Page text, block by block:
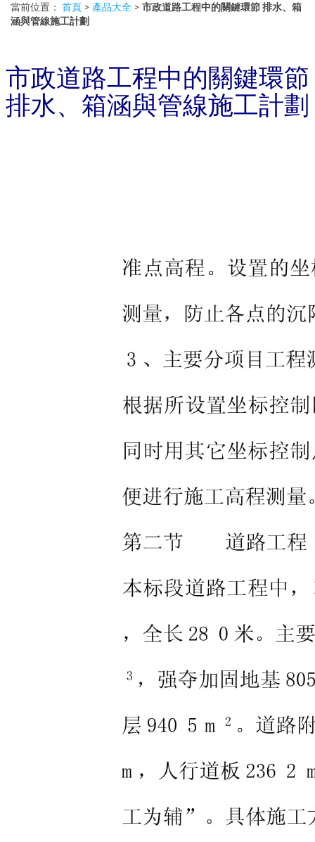
當前位置： 首頁 > 產品大全 > 市政道路工程中的關鍵環節 排水、箱
涵與管線施工計劃
市政道路工程中的關鍵環節
排水、箱涵與管線施工計劃